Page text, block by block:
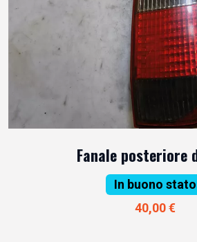
Fanale posteriore
In buono stato
40,00 €